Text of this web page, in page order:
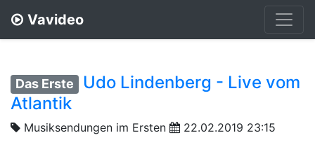
Vavideo
Das Erste
Udo Lindenberg - Live vom
Atlantik
Musiksendungen im Ersten 22.02.2019 23:15